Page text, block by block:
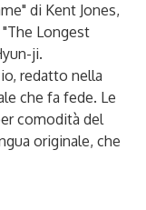
di Kent Jones,
Longest
ji.
redatto nella
che fa fede. Le
comodità del
originale, che